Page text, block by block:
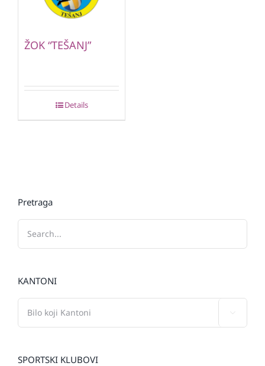
ŽOK “TEŠANJ”
Details
Pretraga
KANTONI
SPORTSKI KLUBOVI